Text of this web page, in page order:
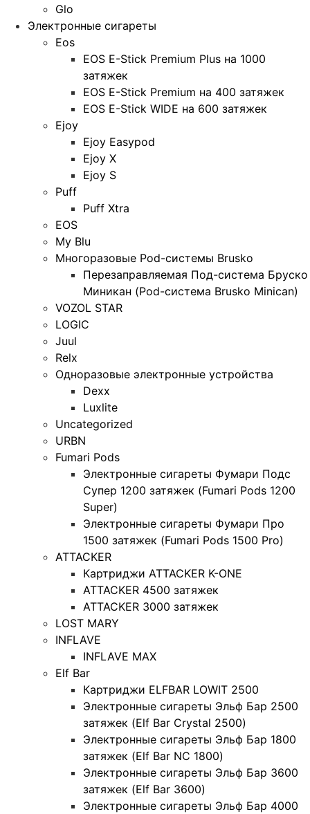
Glo
Электронные сигареты
Eos
EOS E-Stick Premium Plus на 1000
затяжек
EOS E-Stick Premium на 400 затяжек
EOS E-Stick WIDE на 600 затяжек
Ejoy
Ejoy Easypod
Ejoy X
Ejoy S
Puff
Puff Xtra
EOS
My Blu
Многоразовые Pod-системы Brusko
Перезаправляемая Под-система Бруско
Миникан (Pod-система Brusko Minican)
VOZOL STAR
LOGIC
Juul
Relx
Одноразовые электронные устройства
Dexx
Luxlite
Uncategorized
URBN
Fumari Pods
Электронные сигареты Фумари Подс
Супер 1200 затяжек (Fumari Pods 1200
Super)
Электронные сигареты Фумари Про
1500 затяжек (Fumari Pods 1500 Pro)
ATTACKER
Картриджи ATTACKER K-ONE
ATTACKER 4500 затяжек
ATTACKER 3000 затяжек
LOST MARY
INFLAVE
INFLAVE MAX
Elf Bar
Картриджи ELFBAR LOWIT 2500
Электронные сигареты Эльф Бар 2500
затяжек (Elf Bar Crystal 2500)
Электронные сигареты Эльф Бар 1800
затяжек (Elf Bar NC 1800)
Электронные сигареты Эльф Бар 3600
затяжек (Elf Bar 3600)
Электронные сигареты Эльф Бар 4000